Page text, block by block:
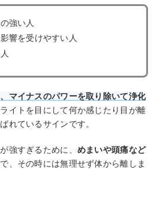
強い人
響を受けやすい人
マイナスのパワーを取り除いて浄化
イトを目にして何か感じたり目が離
れているサインです。
強すぎるために、 めまいや頭痛など
、その時には無理せず体から離しま